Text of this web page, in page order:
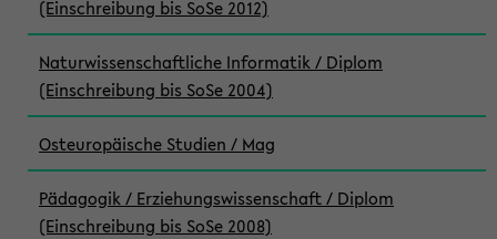
(Einschreibung bis SoSe 2012)
Naturwissenschaftliche Informatik / Diplom
(Einschreibung bis SoSe 2004)
Osteuropäische Studien / Mag
Pädagogik / Erziehungswissenschaft / Diplom
(Einschreibung bis SoSe 2008)